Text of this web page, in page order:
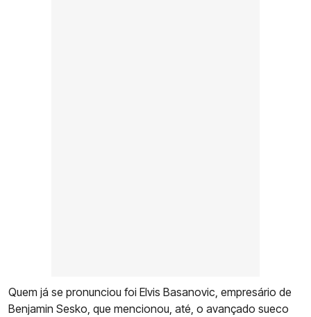
Quem já se pronunciou foi Elvis Basanovic, empresário de
Benjamin Sesko, que mencionou, até, o avançado sueco